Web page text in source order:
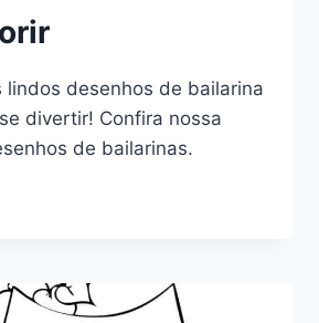
lindos desenhos de bailarina
divertir! Confira nossa
de bailarinas.